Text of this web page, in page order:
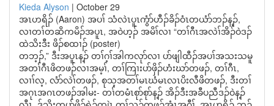
Kieda Alyson | October 29
အၤဟရိၣ် (Aaron) အပၢ် သံလဲၤပူၤကွံာ်ဟီၣ်ခိၣ်ဝံၤတယံာ်ဘၣ်န့ၣ်,
လၢတၢ်တဆိကမိၣ်အပူၤ, အဝဲဟ့ၣ် အမိၢ်လၢ “တၢ်ဂီၤအလဲၢ်အိၣ်ဝဲဒၣ်
ထဲသိးဒီး ဖိၣ်စထၢၣ် (poster)
တဘ့ၣ်,” ဒီးအပူၤန့ၣ် တၢ်ဂ့ၢ်အါကလုာ်လၢ ပာ်ဖျါထီၣ်အပၢ်အသးသမူ
အတၢ်ဂီၤဖိတဖၣ်လၢအမ့ၢ်, တၢ်ကြၢးပာ်ဖှိၣ်ဟံးဃာ်တဖၣ်, တၢ်ဂီၤ,
လၢၢ်လ့, လံာ်လဲၢ်တဖၣ်, စုသ့အတၢ်မၤဃံမၤလၤပိးလီဖိတဖၣ်, ဒီးတၢ်
အဂုၤအဂၤတဖၣ်အါမး- တၢ်တမံၤစုာ်စုာ်န့ၣ် အိၣ်ဒီးအခီပညီဒၣ်ဝဲန့ၣ်